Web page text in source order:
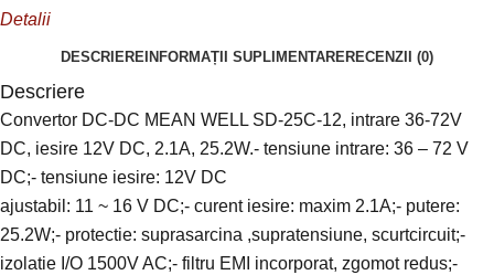
Detalii
DESCRIEREINFORMAȚII SUPLIMENTARERECENZII (0)
Descriere
Convertor DC-DC MEAN WELL SD-25C-12, intrare 36-72V
DC, iesire 12V DC, 2.1A, 25.2W.- tensiune intrare: 36 – 72 V
DC;- tensiune iesire: 12V DC
ajustabil: 11 ~ 16 V DC;- curent iesire: maxim 2.1A;- putere:
25.2W;- protectie: suprasarcina ,supratensiune, scurtcircuit;-
izolatie I/O 1500V AC;- filtru EMI incorporat, zgomot redus;-